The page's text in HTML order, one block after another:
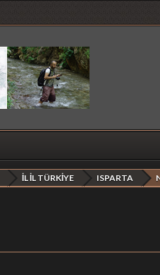
İL İL TÜRKİYE ISPARTA